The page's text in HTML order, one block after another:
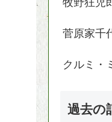
牧野狂児
菅原家千
クルミ・
過去の